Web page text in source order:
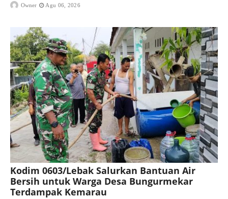
Owner Agu 06, 2026
Kodim 0603/Lebak Salurkan Bantuan Air
Bersih untuk Warga Desa Bungurmekar
Terdampak Kemarau